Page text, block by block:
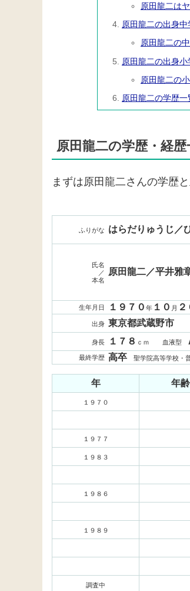
原田龍二は
原田龍二の出身中
原田龍二の
原田龍二の出身小
原田龍二の
原田龍二の学歴
原田龍二の学歴・経歴
まずは原田龍二さんの学歴
ふりがな はらだりゅうじ／
氏名
／
本名
原田龍二／平井雅
生年月日 １９７０年 １０ 月 ２
出身 東京都武蔵野市
身長 １７８ ｃｍ 血液型
最終学歴 高卒 聖学院高等学校・
年 年齢
１９７０
１９７７
１９８３
１９８６
１９８９
調査中